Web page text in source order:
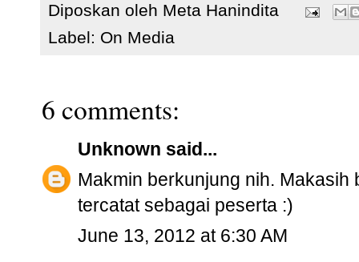
Diposkan oleh Meta Hanindita
Label: On Media
6 comments:
Unknown said...
Makmin berkunjung nih.
tercatat sebagai peserta :)
June 13, 2012 at 6:30 AM